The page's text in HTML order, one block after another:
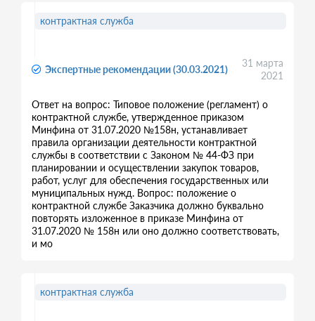
Экспертные рекомендации (30.03.2021)
31 марта
2021
Ответ на вопрос: Типовое положение (регламент) о
контрактной службе, утвержденное приказом
Минфина от 31.07.2020 №158н, устанавливает
правила организации деятельности контрактной
службы в соответствии с Законом № 44-ФЗ при
планировании и осуществлении закупок товаров,
работ, услуг для обеспечения государственных или
муниципальных нужд. Вопрос: положение о
контрактной службе Заказчика должно буквально
повторять изложенное в приказе Минфина от
31.07.2020 № 158н или оно должно соответствовать,
и мо
контрактная служба
контрактная служба